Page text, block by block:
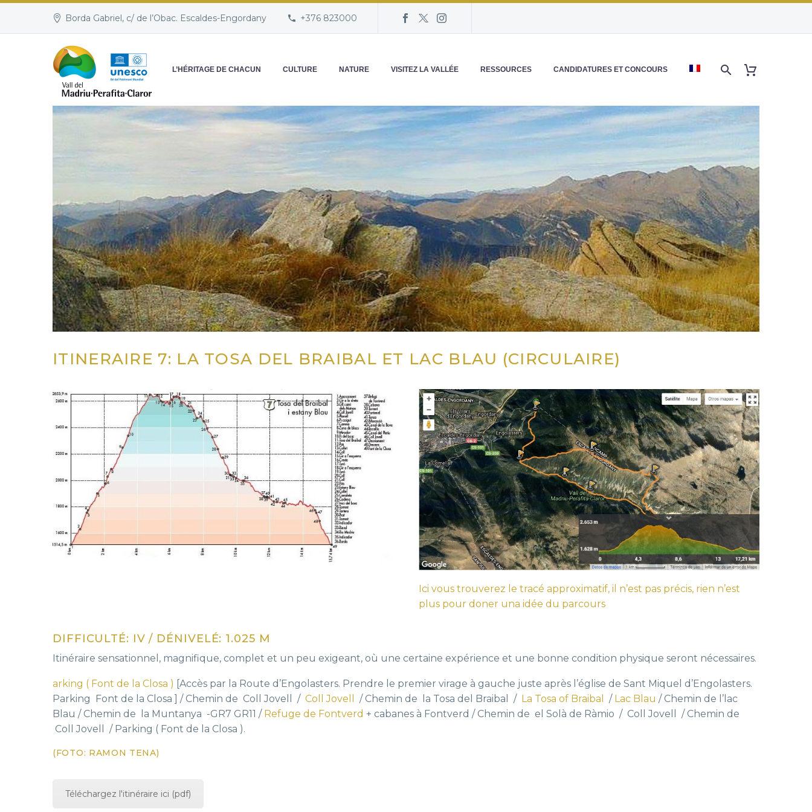
Borda Gabriel, c/ de l’Obac. Escaldes-Engordany +376 823000
L’HÉRITAGE DE CHACUN CULTURE NATURE VISITEZ LA VALLÉE RESSOURCES CANDIDATURES ET CONCOURS
ITINERAIRE 7: LA TOSA DEL BRAIBAL ET LAC BLAU (CIRCULAIRE)
Ici vous trouverez le tracé approximatif, il n’est pas précis, rien n’est
plus pour doner una idée du parcours
DIFFICULTÉ: IV / DÉNIVELÉ: 1.025 M
Itinéraire sensationnel, magnifique, complet et un peu exigeant, où une certaine expérience et une bonne condition physique seront nécessaires.
arking ( Font de la Closa ) [Accès par la Route d’Engolasters. Prendre le premier virage à gauche juste après l’église de Sant Miquel d’Engolasters.
Parking Font de la Closa ] / Chemin de Coll Jovell / Coll Jovell / Chemin de la Tosa del Braibal / La Tosa of Braibal / Lac Blau / Chemin de l’lac
Blau / Chemin de la Muntanya -GR7 GR11 / Refuge de Fontverd + cabanes à Fontverd / Chemin de el Solà de Ràmio / Coll Jovell / Chemin de
Coll Jovell / Parking ( Font de la Closa ).
(FOTO: RAMON TENA)
Téléchargez l'itinéraire ici (pdf)